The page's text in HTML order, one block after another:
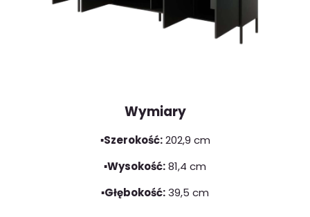
Wymiary
▪️Szerokość:202,9 cm
▪️Wysokość:81,4 cm
▪️Głębokość:39,5 cm